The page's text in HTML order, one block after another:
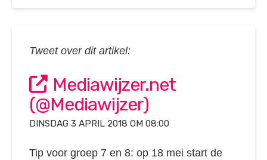
Tweet over dit artikel:
Mediawijzer.net
(@Mediawijzer)
DINSDAG 3 APRIL 2018 OM 08:00
Tip voor groep 7 en 8: op 18 mei start de